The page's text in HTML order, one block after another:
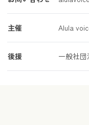
主催 Alula
後援 一般社